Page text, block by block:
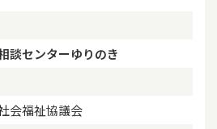
談センターゆりのき
会福祉協議会